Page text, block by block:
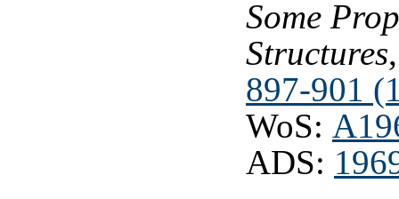
Some
Structures
897-901
WoS:
ADS: